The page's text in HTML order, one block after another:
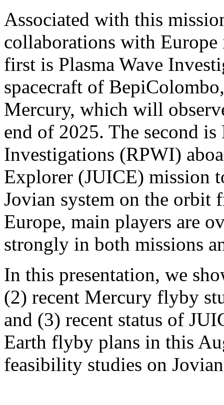
Associated with this
collaborations with
first is Plasma Wave
spacecraft of
Mercury, which will
end of 2025. The second is
Investigations (RPWI)
Explorer (JUICE) mission
Jovian system on the orbit
Europe, main players are
strongly in both missions
In this presentation, we
(2) recent Mercury flyby
and (3) recent status of
Earth flyby plans in this
feasibility studies on